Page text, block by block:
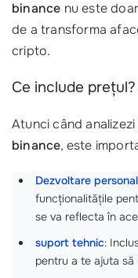
binance nu este
de a transforma
cripto.
Ce include prețul?
Atunci când
binance, este
Dezvoltare
funcționalitățile
se va reflecta în
suport tehnic:
pentru a te ajuta să